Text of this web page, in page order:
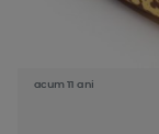
acum 11 ani